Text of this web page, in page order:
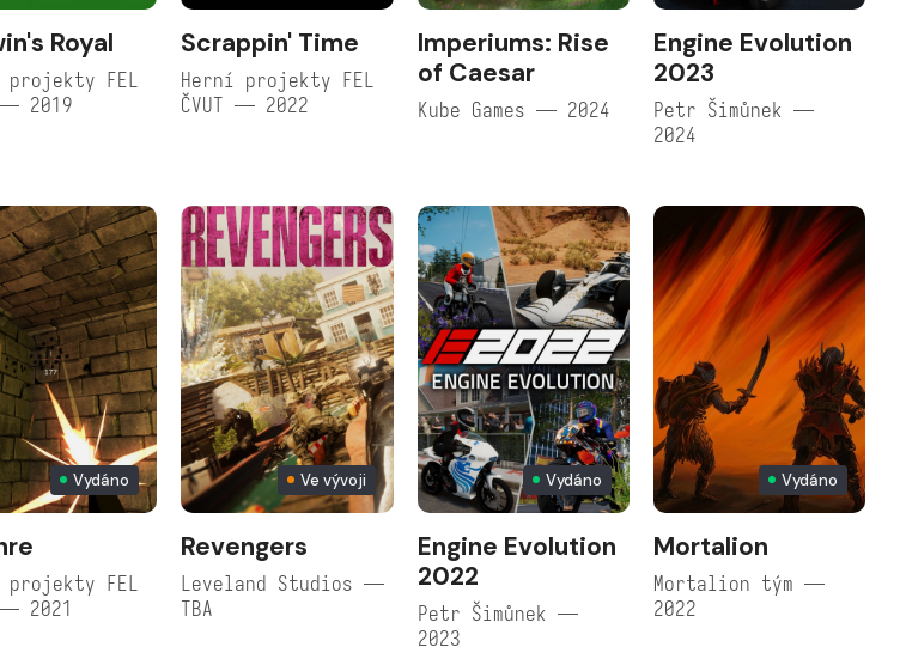
Royal
projekty FEL
— 2019
Scrappin' Time
Herní projekty FEL
ČVUT — 2022
Imperiums: Rise
of Caesar
Kube Games — 2024
Engine Evolution
2023
Petr Šimůnek —
2024
Vydáno
projekty FEL
— 2021
Ve vývoji
Revengers
Leveland Studios —
TBA
Vydáno
Engine Evolution
2022
Petr Šimůnek —
2023
Vydáno
Mortalion
Mortalion tým —
2022